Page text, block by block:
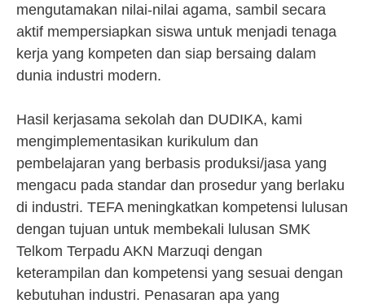
mengutamakan nilai-nilai agama, sambil secara
aktif mempersiapkan siswa untuk menjadi tenaga
kerja yang kompeten dan siap bersaing dalam
dunia industri modern.
Hasil kerjasama sekolah dan DUDIKA, kami
mengimplementasikan kurikulum dan
pembelajaran yang berbasis produksi/jasa yang
mengacu pada standar dan prosedur yang berlaku
di industri. TEFA meningkatkan kompetensi lulusan
dengan tujuan untuk membekali lulusan SMK
Telkom Terpadu AKN Marzuqi dengan
keterampilan dan kompetensi yang sesuai dengan
kebutuhan industri. Penasaran apa yang